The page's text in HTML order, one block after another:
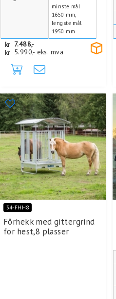
minste mål
1650 mm,
lengste mål
1950 mm
kr 7.488,-
kr 5.990,- eks. mva
34-FHH8
Fôrhekk med gittergrind
for hest,8 plasser